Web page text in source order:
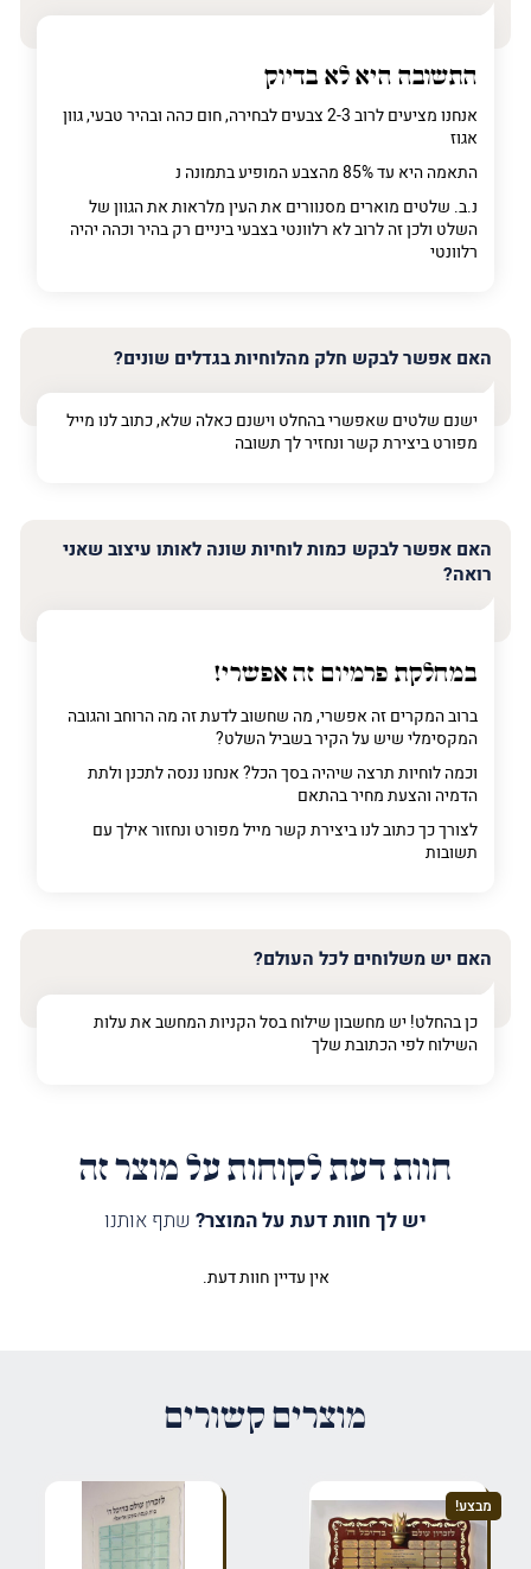
התשובה היא לא בדיוק
אנחנו מציעים לרוב 2-3 צבעים לבחירה, חום כהה ובהיר טבעי, גוון
אגוז
התאמה היא עד 85% מהצבע המופיע בתמונה נ
נ.ב. שלטים מוארים מסנוורים את העין מלראות את הגוון של
השלט ולכן זה לרוב לא רלוונטי בצבעי ביניים רק בהיר וכהה יהיה
רלוונטי
האם אפשר לבקש חלק מהלוחיות בגדלים שונים?
ישנם שלטים שאפשרי בהחלט וישנם כאלה שלא, כתוב לנו מייל
מפורט ביצירת קשר ונחזיר לך תשובה
האם אפשר לבקש כמות לוחיות שונה לאותו עיצוב שאני
רואה?
במחלקת פרמיום זה אפשרי!
ברוב המקרים זה אפשרי, מה שחשוב לדעת זה מה הרוחב והגובה
המקסימלי שיש על הקיר בשביל השלט?
וכמה לוחיות תרצה שיהיה בסך הכל? אנחנו ננסה לתכנן ולתת
הדמיה והצעת מחיר בהתאם
לצורך כך כתוב לנו ביצירת קשר מייל מפורט ונחזור אילך עם
תשובות
האם יש משלוחים לכל העולם?
כן בהחלט! יש מחשבון שילוח בסל הקניות המחשב את עלות
השילוח לפי הכתובת שלך
חוות דעת לקוחות על מוצר זה
יש לך חוות דעת על המוצר? שתף אותנו
הביקורת שלך*
אין עדיין חוות דעת.
מוצרים קשורים
מבצע!